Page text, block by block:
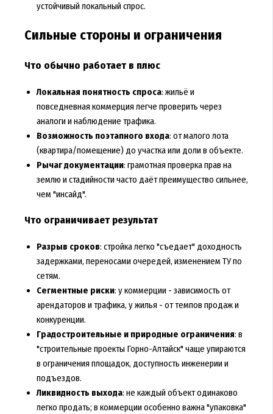
устойчивый локальный спрос.
Сильные стороны и ограничения
Что обычно работает в плюс
Локальная понятность спроса: жильё и
повседневная коммерция легче проверить через
аналоги и наблюдение трафика.
Возможность поэтапного входа: от малого лота
(квартира/помещение) до участка или доли в объекте.
Рычаг документации: грамотная проверка прав на
землю и стадийности часто даёт преимущество сильнее,
чем "инсайд".
Что ограничивает результат
Разрыв сроков: стройка легко "съедает" доходность
задержками, переносами очередей, изменением ТУ по
сетям.
Сегментные риски: у коммерции - зависимость от
арендаторов и трафика, у жилья - от темпов продаж и
конкуренции.
Градостроительные и природные ограничения: в
"строительные проекты Горно-Алтайск" чаще упираются
в ограничения площадок, доступность инженерии и
подъездов.
Ликвидность выхода: не каждый объект одинаково
легко продать; в коммерции особенно важна "упаковка"